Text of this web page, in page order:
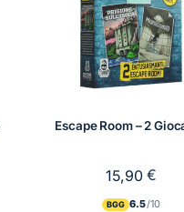
Escape Room – 2
15,90€
BGG 6.5